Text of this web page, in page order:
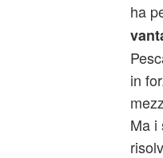
ha
in
Ma i